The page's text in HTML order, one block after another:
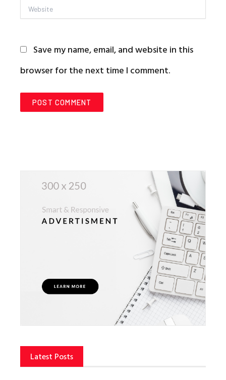
Website
Save my name, email, and website in this
browser for the next time I comment.
Latest Posts